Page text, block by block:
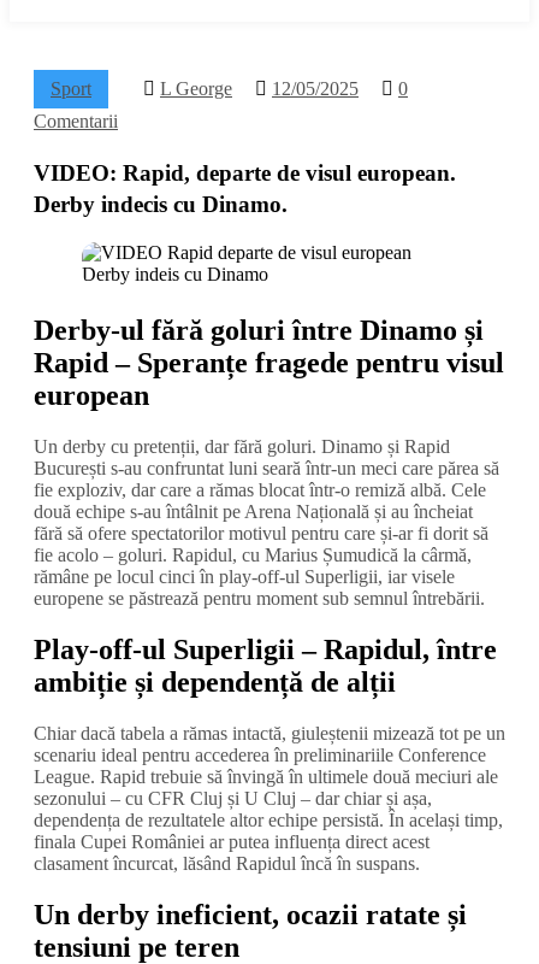
Sport L George 12/05/2025
0
Comentarii
VIDEO: Rapid, departe de visul european.
Derby indecis cu Dinamo.
Derby-ul fără goluri între Dinamo și
Rapid – Speranțe fragede pentru visul
european
Un derby cu pretenții, dar fără goluri. Dinamo și Rapid
București s-au confruntat luni seară într-un meci care părea să
fie exploziv, dar care a rămas blocat într-o remiză albă. Cele
două echipe s-au întâlnit pe Arena Națională și au încheiat
fără să ofere spectatorilor motivul pentru care și-ar fi dorit să
fie acolo – goluri. Rapidul, cu Marius Șumudică la cârmă,
rămâne pe locul cinci în play-off-ul Superligii, iar visele
europene se păstrează pentru moment sub semnul întrebării.
Play-off-ul Superligii – Rapidul, între
ambiție și dependență de alții
Chiar dacă tabela a rămas intactă, giuleștenii mizează tot pe un
scenariu ideal pentru accederea în preliminariile Conference
League. Rapid trebuie să învingă în ultimele două meciuri ale
sezonului – cu CFR Cluj și U Cluj – dar chiar și așa,
dependența de rezultatele altor echipe persistă. În același timp,
finala Cupei României ar putea influența direct acest
clasament încurcat, lăsând Rapidul încă în suspans.
Un derby ineficient, ocazii ratate și
tensiuni pe teren